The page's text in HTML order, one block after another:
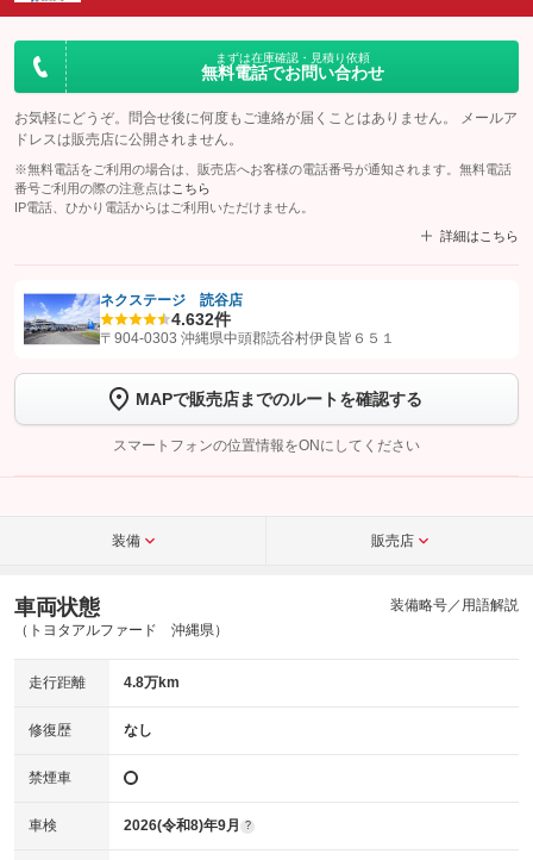
まずは在庫確認・見積り依頼
無料電話でお問い合わせ
お気軽にどうぞ。問合せ後に何度もご連絡が届くことはありません。 メールア
ドレスは販売店に公開されません。
※無料電話をご利用の場合は、販売店へお客様の電話番号が通知されます。無料電話
番号ご利用の際の注意点は こちら
IP電話、ひかり電話からはご利用いただけません。
詳細はこちら
【STEP1】認証画面でグーネットを友だち追加してから「許可する」ボタンを押
トーク画面で
ボタンをタップして問い合わせを
完了してください。
こちら
ネクステージ 読谷店
4.632件
〒904-0303 沖縄県中頭郡読谷村伊良皆６５１
MAPで販売店までのルートを確認する
スマートフォンの位置情報をONにしてください
装備 販売店
車両状態
（トヨタアルファード 沖縄県）
装備略号／用語解説
走行距離 4.8万km
修復歴 なし
禁煙車
車検 2026(令和8)年9月 ?